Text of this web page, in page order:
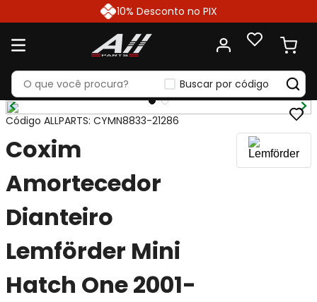
10% Desconto no PIX
Buscar por código
Código ALLPARTS: CYMN8833-21286
Coxim
Amortecedor
Dianteiro
Lemförder Mini
Hatch One 2001-